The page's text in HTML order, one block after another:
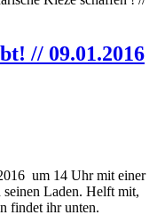
// 09.01.2016
um 14 Uhr mit einer
Laden. Helft mit,
findet ihr unten.